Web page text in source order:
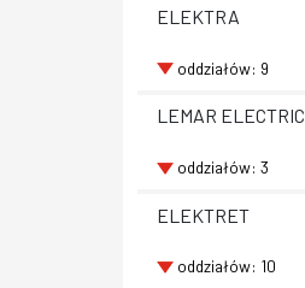
ELEKTRA
oddziałów: 9
LEMAR ELECTRIC
oddziałów: 3
ELEKTRET
oddziałów: 10